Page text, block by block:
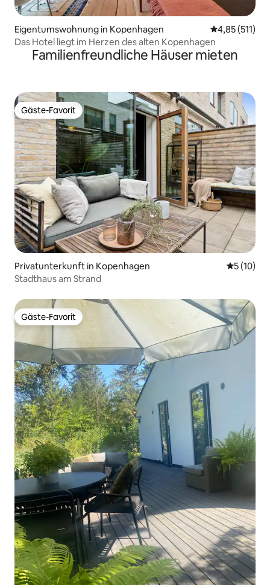
Eigentumswohnung in Kopenhagen
4,85 (511)
Das Hotel liegt im Herzen des alten Kopenhagen
Familienfreundliche Häuser mieten
Gäste-Favorit
Gäste-Favorit
Privatunterkunft in Kopenhagen
5 (10)
Stadthaus am Strand
Gäste-Favorit
Gäste-Favorit